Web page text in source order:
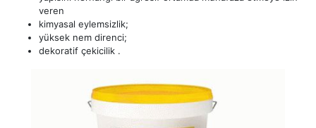
veren
kimyasal eylemsizlik;
yüksek nem direnci;
dekoratif çekicilik .